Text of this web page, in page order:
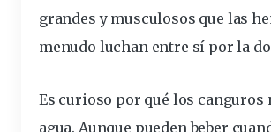
grandes y musculosos que las
menudo luchan entre sí por la
Es curioso por qué los canguros
agua. Aunque pueden beber